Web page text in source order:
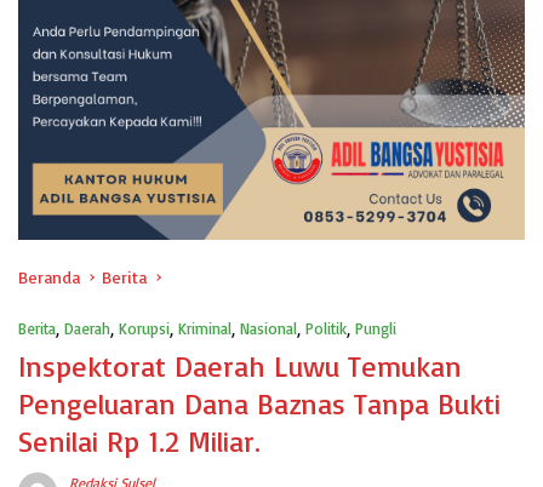
Beranda Berita
Berita Daerah Korupsi Kriminal Nasional Politik Pungli
Inspektorat Daerah Luwu Temukan
Pengeluaran Dana Baznas Tanpa Bukti
Senilai Rp 1.2 Miliar.
Redaksi Sulsel